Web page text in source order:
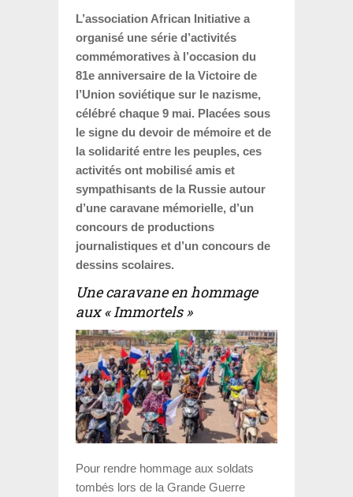
L’association African Initiative a
organisé une série d’activités
commémoratives à l’occasion du
81e anniversaire de la Victoire de
l’Union soviétique sur le nazisme,
célébré chaque 9 mai. Placées sous
le signe du devoir de mémoire et de
la solidarité entre les peuples, ces
activités ont mobilisé amis et
sympathisants de la Russie autour
d’une caravane mémorielle, d’un
concours de productions
journalistiques et d’un concours de
dessins scolaires.
Une caravane en hommage
aux « Immortels »
Pour rendre hommage aux soldats
tombés lors de la Grande Guerre